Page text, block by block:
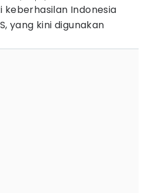
Indonesia
yang kini digunakan